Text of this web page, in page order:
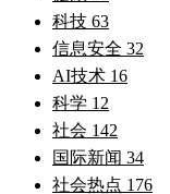
科技 63
信息安全 32
AI技术 16
科学 12
社会 142
国际新闻 34
社会热点 176